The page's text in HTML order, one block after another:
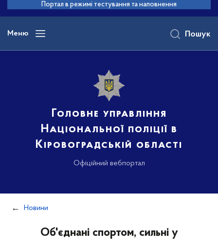
основного
вмісту
Портал в режимі тестування та наповнення
Меню
Головне управління
Національної поліції в
Кіровоградській області
Офіційний вебпортал
Пошук
Новини
Об'єднані спортом, сильні у